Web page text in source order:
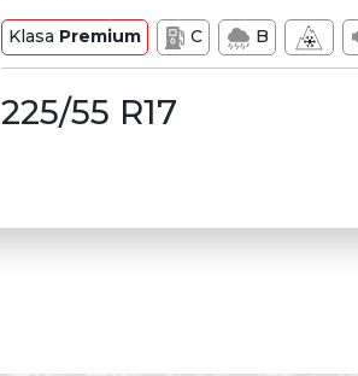
Klasa Premium C B
225/55 R17